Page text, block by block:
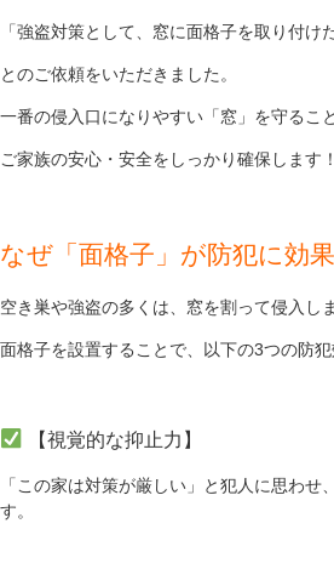
「強盗対策として、窓に面格子を取り付け
とのご依頼をいただきました。
一番の侵入口になりやすい「窓」を守ること
ご家族の安心・安全をしっかり確保します！
なぜ「面格子」が防犯に効
空き巣や強盗の多くは、窓を割って侵入しま
面格子を設置することで、以下の3つの防犯
【視覚的な抑止力】
「この家は対策が厳しい」と犯人に思わせ
す。